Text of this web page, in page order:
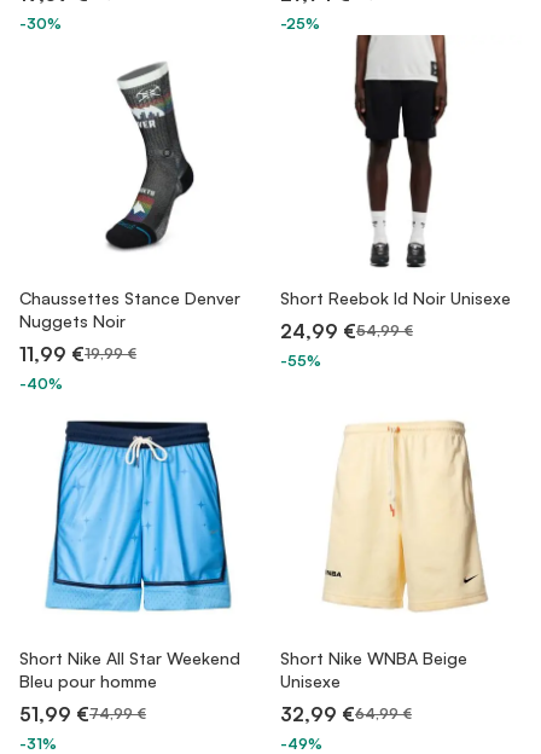
-30%
-25%
Chaussettes Stance Denver
Nuggets Noir
11,99 €19,99 €
-40%
Short Reebok Id Noir Unisexe
24,99 €54,99 €
-55%
Short Nike All Star Weekend
Bleu pour homme
51,99 €74,99 €
-31%
Short Nike WNBA Beige
Unisexe
32,99 €64,99 €
-49%